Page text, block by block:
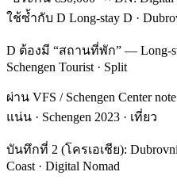
ใช้ซ้ำกับ D Long-stay D ·
D ต้องมี “สถานที่พัก” — Long-
Schengen Tourist · Split
ผ่าน VFS / Schengen Center
แน่น · Schengen 2023 · เที่ยว
บันทึกที่ 2 (โครเอเชีย):
Coast · Digital Nomad